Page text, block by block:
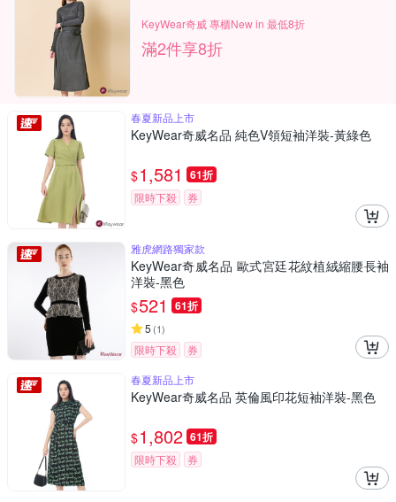
KeyWear奇威 專櫃New in 最低8折
滿2件享8折
春夏新品上市
KeyWear奇威名品 純色V領短袖洋裝-黃綠色
$1,581 61折
限時下殺 券
雅虎網路獨家款
KeyWear奇威名品 歐式宮廷花紋植絨縮腰長袖
洋裝-黑色
$521 61折
5 (1)
限時下殺
券
春夏新品上市
KeyWear奇威名品 英倫風印花短袖洋裝-黑色
$1,802 61折
限時下殺 券